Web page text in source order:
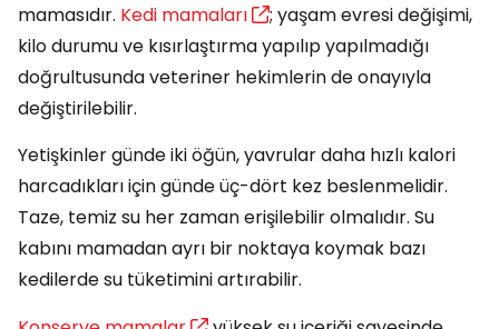
mamasıdır. Kedi mamaları
; yaşam evresi değişimi,
kilo durumu ve kısırlaştırma yapılıp yapılmadığı
doğrultusunda veteriner hekimlerin de onayıyla
değiştirilebilir.
Yetişkinler günde iki öğün, yavrular daha hızlı kalori
harcadıkları için günde üç-dört kez beslenmelidir.
Taze, temiz su her zaman erişilebilir olmalıdır. Su
kabını mamadan ayrı bir noktaya koymak bazı
kedilerde su tüketimini artırabilir.